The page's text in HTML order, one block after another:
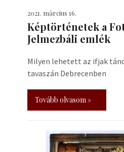
2021. március 16.
Képtörténetek a
Jelmezbáli emlék
Milyen lehetett az ifjak
tavaszán Debrecenben
Tovább olvasom »